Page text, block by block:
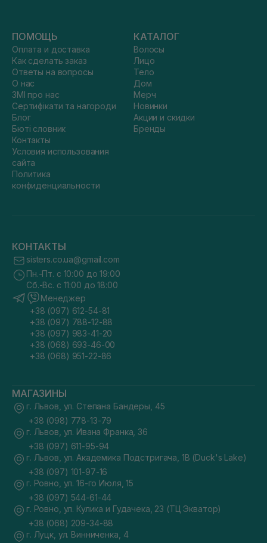
ПОМОЩЬ
Оплата и доставка
Как сделать заказ
Ответы на вопросы
О нас
ЗМІ про нас
Сертифікати та нагороди
Блог
Бюті словник
Контакты
Условия использования
сайта
Политика
конфиденциальности
КАТАЛОГ
Волосы
Лицо
Тело
Дом
Мерч
Новинки
Акции и скидки
Бренды
КОНТАКТЫ
sisters.co.ua@gmail.com
Пн.-Пт. с 10:00 до 19:00
Сб.-Вс. с 11:00 до 18:00
Менеджер
+38 (097) 612-54-81
+38 (097) 788-12-88
+38 (097) 983-41-20
+38 (068) 693-46-00
+38 (068) 951-22-86
МАГАЗИНЫ
г. Львов, ул. Степана Бандеры, 45
+38 (098) 778-13-79
г. Львов, ул. Ивана Франка, 36
+38 (097) 611-95-94
г. Львов, ул. Академика Подстригача, 1В (Duck's Lake)
+38 (097) 101-97-16
г. Ровно, ул. 16-го Июля, 15
+38 (097) 544-61-44
г. Ровно, ул. Кулика и Гудачека, 23 (ТЦ Экватор)
+38 (068) 209-34-88
г. Луцк, ул. Винниченка, 4